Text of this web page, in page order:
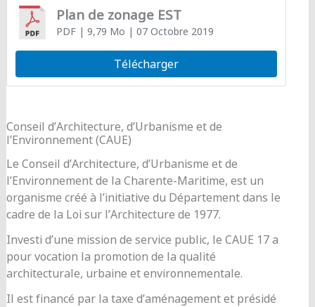
Plan de zonage EST
PDF| 9,79 Mo | 07 Octobre 2019
Télécharger
Conseil d’Architecture, d’Urbanisme et de
l’Environnement (CAUE)
Le Conseil d’Architecture, d’Urbanisme et de
l’Environnement de la Charente-Maritime, est un
organisme créé à l’initiative du Département dans le
cadre de la Loi sur l’Architecture de 1977.
Investi d’une mission de service public, le CAUE 17 a
pour vocation la promotion de la qualité
architecturale, urbaine et environnementale.
Il est financé par la taxe d’aménagement et présidé